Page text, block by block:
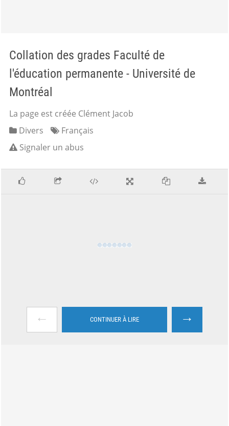
Collation des grades Faculté de
l'éducation permanente - Université de
Montréal
La page est créée Clément Jacob
Divers
Français
Signaler un abus
← CONTINUER À LIRE →